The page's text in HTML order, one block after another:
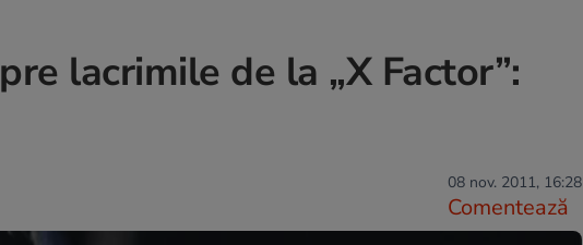
lacrimile de la „X Factor”:
08 nov. 2011, 16:28
Comentează